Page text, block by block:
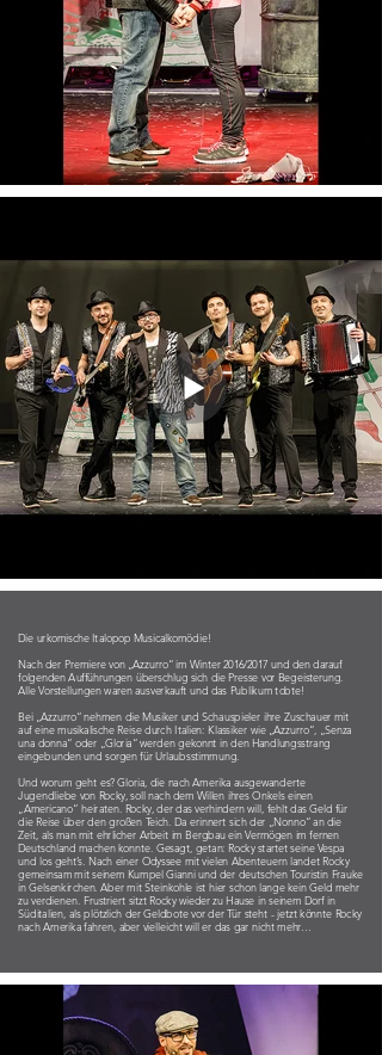
Die urkomische Italopop Musicalkomödie!
Nach der Premiere von „Azzurro“ im Winter 2016/2017 und den darauf
folgenden Aufführungen überschlug sich die Presse vor Begeisterung.
Alle Vorstellungen waren ausverkauft und das Publikum tobte!
Bei „Azzurro“ nehmen die Musiker und Schauspieler ihre Zuschauer mit
auf eine musikalische Reise durch Italien: Klassiker wie „Azzurro“, „Senza
una donna“ oder „Gloria“ werden gekonnt in den Handlungsstrang
eingebunden und sorgen für Urlaubsstimmung.
Und worum geht es? Gloria, die nach Amerika ausgewanderte
Jugendliebe von Rocky, soll nach dem Willen ihres Onkels einen
„Americano“ heiraten. Rocky, der das verhindern will, fehlt das Geld für
die Reise über den großen Teich. Da erinnert sich der „Nonno“ an die
Zeit, als man mit ehrlicher Arbeit im Bergbau ein Vermögen im fernen
Deutschland machen konnte. Gesagt, getan: Rocky startet seine Vespa
und los geht’s. Nach einer Odyssee mit vielen Abenteuern landet Rocky
gemeinsam mit seinem Kumpel Gianni und der deutschen Touristin Frauke
in Gelsenkirchen. Aber mit Steinkohle ist hier schon lange kein Geld mehr
zu verdienen. Frustriert sitzt Rocky wieder zu Hause in seinem Dorf in
Süditalien, als plötzlich der Geldbote vor der Tür steht - jetzt könnte Rocky
nach Amerika fahren, aber vielleicht will er das gar nicht mehr…